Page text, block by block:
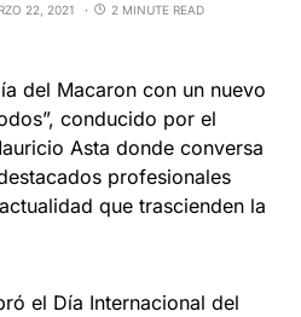
22, 2021 2 MINUTE READ
del Macaron con un nuevo
conducido por el
Asta donde conversa
profesionales
que trascienden la
el Día Internacional del